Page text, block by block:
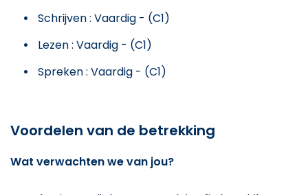
Schrijven : Vaardig - (C1)
Lezen : Vaardig - (C1)
Spreken : Vaardig - (C1)
Voordelen van de betrekking
Wat verwachten we van jou?